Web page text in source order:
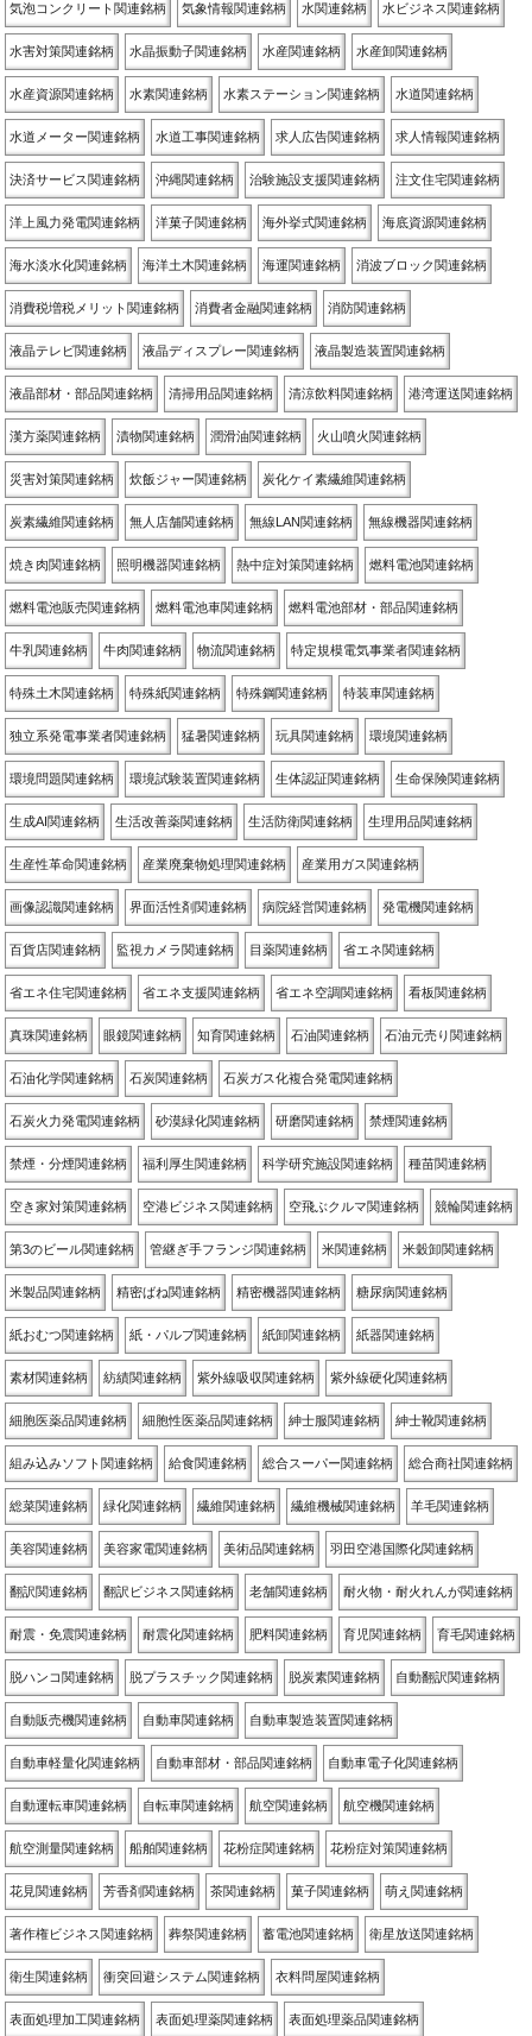
気泡コンクリート関連銘柄 気象情報関連銘柄 水関連銘柄 水ビジネス関連銘柄
水害対策関連銘柄 水晶振動子関連銘柄 水産関連銘柄 水産卸関連銘柄
水産資源関連銘柄 水素関連銘柄 水素ステーション関連銘柄 水道関連銘柄
水道メーター関連銘柄 水道工事関連銘柄 求人広告関連銘柄 求人情報関連銘柄
決済サービス関連銘柄 沖縄関連銘柄 治験施設支援関連銘柄 注文住宅関連銘柄
洋上風力発電関連銘柄 洋菓子関連銘柄 海外挙式関連銘柄 海底資源関連銘柄
海水淡水化関連銘柄 海洋土木関連銘柄 海運関連銘柄 消波ブロック関連銘柄
消費税増税メリット関連銘柄 消費者金融関連銘柄 消防関連銘柄
液晶テレビ関連銘柄 液晶ディスプレー関連銘柄 液晶製造装置関連銘柄
液晶部材・部品関連銘柄 清掃用品関連銘柄 清涼飲料関連銘柄 港湾運送関連銘柄
漢方薬関連銘柄 漬物関連銘柄 潤滑油関連銘柄 火山噴火関連銘柄
災害対策関連銘柄 炊飯ジャー関連銘柄 炭化ケイ素繊維関連銘柄
炭素繊維関連銘柄 無人店舗関連銘柄 無線LAN関連銘柄 無線機器関連銘柄
焼き肉関連銘柄 照明機器関連銘柄 熱中症対策関連銘柄 燃料電池関連銘柄
燃料電池販売関連銘柄 燃料電池車関連銘柄 燃料電池部材・部品関連銘柄
牛乳関連銘柄 牛肉関連銘柄 物流関連銘柄 特定規模電気事業者関連銘柄
特殊土木関連銘柄 特殊紙関連銘柄 特殊鋼関連銘柄 特装車関連銘柄
独立系発電事業者関連銘柄 猛暑関連銘柄 玩具関連銘柄 環境関連銘柄
環境問題関連銘柄 環境試験装置関連銘柄 生体認証関連銘柄 生命保険関連銘柄
生成AI関連銘柄 生活改善薬関連銘柄 生活防衛関連銘柄 生理用品関連銘柄
生産性革命関連銘柄 産業廃棄物処理関連銘柄 産業用ガス関連銘柄
画像認識関連銘柄 界面活性剤関連銘柄 病院経営関連銘柄 発電機関連銘柄
百貨店関連銘柄 監視カメラ関連銘柄 目薬関連銘柄 省エネ関連銘柄
省エネ住宅関連銘柄 省エネ支援関連銘柄 省エネ空調関連銘柄 看板関連銘柄
真珠関連銘柄 眼鏡関連銘柄 知育関連銘柄 石油関連銘柄 石油元売り関連銘柄
石油化学関連銘柄 石炭関連銘柄 石炭ガス化複合発電関連銘柄
石炭火力発電関連銘柄 砂漠緑化関連銘柄 研磨関連銘柄 禁煙関連銘柄
禁煙・分煙関連銘柄 福利厚生関連銘柄 科学研究施設関連銘柄 種苗関連銘柄
空き家対策関連銘柄 空港ビジネス関連銘柄 空飛ぶクルマ関連銘柄 競輪関連銘柄
第3のビール関連銘柄 管継ぎ手フランジ関連銘柄 米関連銘柄 米穀卸関連銘柄
米製品関連銘柄 精密ばね関連銘柄 精密機器関連銘柄 糖尿病関連銘柄
紙おむつ関連銘柄 紙・パルプ関連銘柄 紙卸関連銘柄 紙器関連銘柄
素材関連銘柄 紡績関連銘柄 紫外線吸収関連銘柄 紫外線硬化関連銘柄
細胞医薬品関連銘柄 細胞性医薬品関連銘柄 紳士服関連銘柄 紳士靴関連銘柄
組み込みソフト関連銘柄 給食関連銘柄 総合スーパー関連銘柄 総合商社関連銘柄
総菜関連銘柄 緑化関連銘柄 繊維関連銘柄 繊維機械関連銘柄 羊毛関連銘柄
美容関連銘柄 美容家電関連銘柄 美術品関連銘柄 羽田空港国際化関連銘柄
翻訳関連銘柄 翻訳ビジネス関連銘柄 老舗関連銘柄 耐火物・耐火れんが関連銘柄
耐震・免震関連銘柄 耐震化関連銘柄 肥料関連銘柄 育児関連銘柄 育毛関連銘柄
脱ハンコ関連銘柄 脱プラスチック関連銘柄 脱炭素関連銘柄 自動翻訳関連銘柄
自動販売機関連銘柄 自動車関連銘柄 自動車製造装置関連銘柄
自動車軽量化関連銘柄 自動車部材・部品関連銘柄 自動車電子化関連銘柄
自動運転車関連銘柄 自転車関連銘柄 航空関連銘柄 航空機関連銘柄
航空測量関連銘柄 船舶関連銘柄 花粉症関連銘柄 花粉症対策関連銘柄
花見関連銘柄 芳香剤関連銘柄 茶関連銘柄 菓子関連銘柄 萌え関連銘柄
著作権ビジネス関連銘柄 葬祭関連銘柄 蓄電池関連銘柄 衛星放送関連銘柄
衛生関連銘柄 衝突回避システム関連銘柄 衣料問屋関連銘柄
表面処理加工関連銘柄 表面処理薬関連銘柄 表面処理薬品関連銘柄